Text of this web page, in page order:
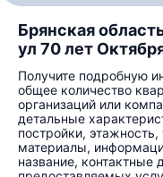
Брянская
ул 70 лет
Получите подробную
общее количество
организаций или
детальные
постройки,
материалы,
название, контактные